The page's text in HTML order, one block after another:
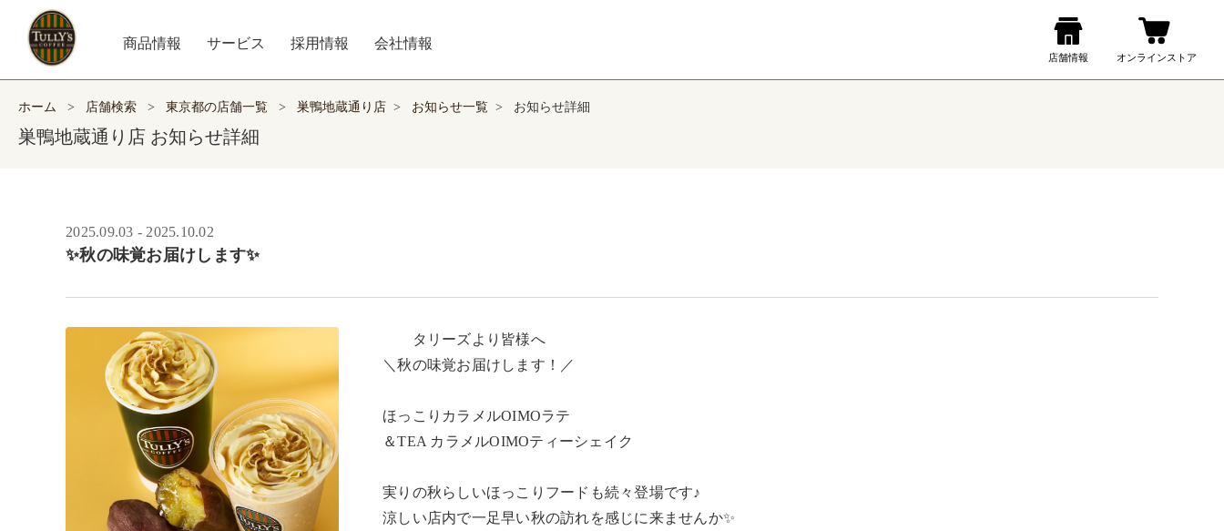
商品情報 サービス 採用情報 会社情報
ホーム > 店舗検索 > 東京都の店舗一覧 > 巣鴨地蔵通り店 > お知らせ一覧 > お知らせ詳細
巣鴨地蔵通り店 お知らせ詳細
2025.09.03 - 2025.10.02
✨秋の味覚お届けします✨
タリーズより皆様へ
＼秋の味覚お届けします！／
ほっこりカラメルOIMOラテ
＆TEA カラメルOIMOティーシェイク
実りの秋らしいほっこりフードも続々登場です♪
涼しい店内で一足早い秋の訪れを感じに来ませんか✨